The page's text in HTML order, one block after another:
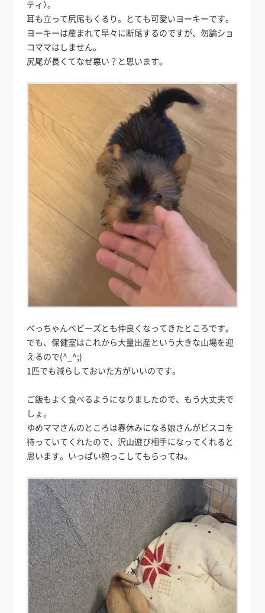
ティ）。
耳も立って尻尾もくるり。とても可愛いヨーキーです。
ヨーキーは産まれて早々に断尾するのですが、勿論ショ
コママはしません。
尻尾が長くてなぜ悪い？と思います。
べっちゃんベビーズとも仲良くなってきたところです。
でも、保健室はこれから大量出産という大きな山場を迎
えるので(^_^;)
1匹でも減らしておいた方がいいのです。
ご飯もよく食べるようになりましたので、もう大丈夫で
しょ。
ゆめママさんのところは春休みになる娘さんがビスコを
待っていてくれたので、沢山遊び相手になってくれると
思います。いっぱい抱っこしてもらってね。